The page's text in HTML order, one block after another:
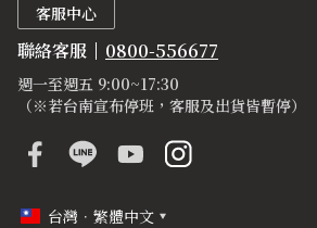
客服中心
聯絡客服 0800-556677
週一至週五 9:00~17:30
（※若台南宣布停班，客服及出貨皆暫停）
台灣．繁體中文